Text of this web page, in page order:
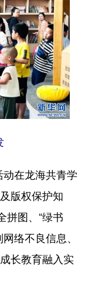
在龙海共青学
版权保护知
拼图、“绿书
络不良信息、
长教育融入实